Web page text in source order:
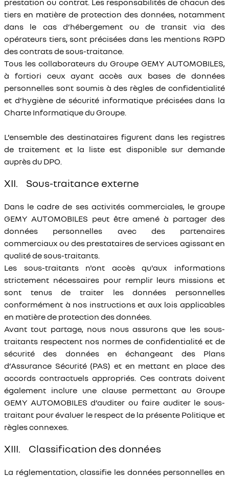
prestation ou contrat. Les responsabilités de chacun des
tiers en matière de protection des données, notamment
dans le cas d’hébergement ou de transit via des
opérateurs tiers, sont précisées dans les mentions RGPD
des contrats de sous-traitance.
Tous les collaborateurs du Groupe GEMY AUTOMOBILES,
à fortiori ceux ayant accès aux bases de données
personnelles sont soumis à des règles de confidentialité
et d’hygiène de sécurité informatique précisées dans la
Charte Informatique du Groupe.
L’ensemble des destinataires figurent dans les registres
de traitement et la liste est disponible sur demande
auprès du DPO.
XII. Sous-traitance externe
Dans le cadre de ses activités commerciales, le groupe
GEMY AUTOMOBILES peut être amené à partager des
données personnelles avec des partenaires
commerciaux ou des prestataires de services agissant en
qualité de sous-traitants.
Les sous-traitants n'ont accès qu'aux informations
strictement nécessaires pour remplir leurs missions et
sont tenus de traiter les données personnelles
conformément à nos instructions et aux lois applicables
en matière de protection des données.
Avant tout partage, nous nous assurons que les sous-
traitants respectent nos normes de confidentialité et de
sécurité des données en échangeant des Plans
d’Assurance Sécurité (PAS) et en mettant en place des
accords contractuels appropriés. Ces contrats doivent
également inclure une clause permettant au Groupe
GEMY AUTOMOBILES d’auditer ou faire auditer le sous-
traitant pour évaluer le respect de la présente Politique et
règles connexes.
XIII. Classification des données
La réglementation, classifie les données personnelles en